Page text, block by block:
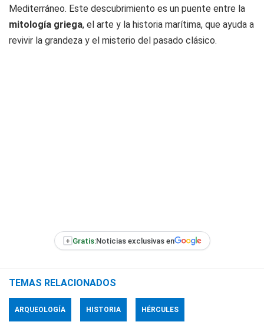
Mediterráneo. Este descubrimiento es un puente entre la
mitología griega, el arte y la historia marítima, que ayuda a
revivir la grandeza y el misterio del pasado clásico.
+ Gratis:Noticias exclusivas en
TEMAS RELACIONADOS
ARQUEOLOGÍA HISTORIA HÉRCULES